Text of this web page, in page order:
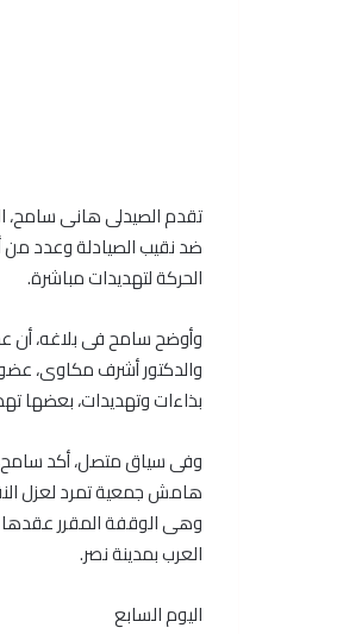
ضد نقيب الصيادلة وعدد
الحركة لتهديدات مباشرة.
وأوضح سامح فى بلاغه، أن
بذاءات وتهديدات، بعضها
وفى سياق متصل، أكد سامح،
هامش جمعية تمرد لعزل
العرب بمدينة نصر.
اليوم السابع